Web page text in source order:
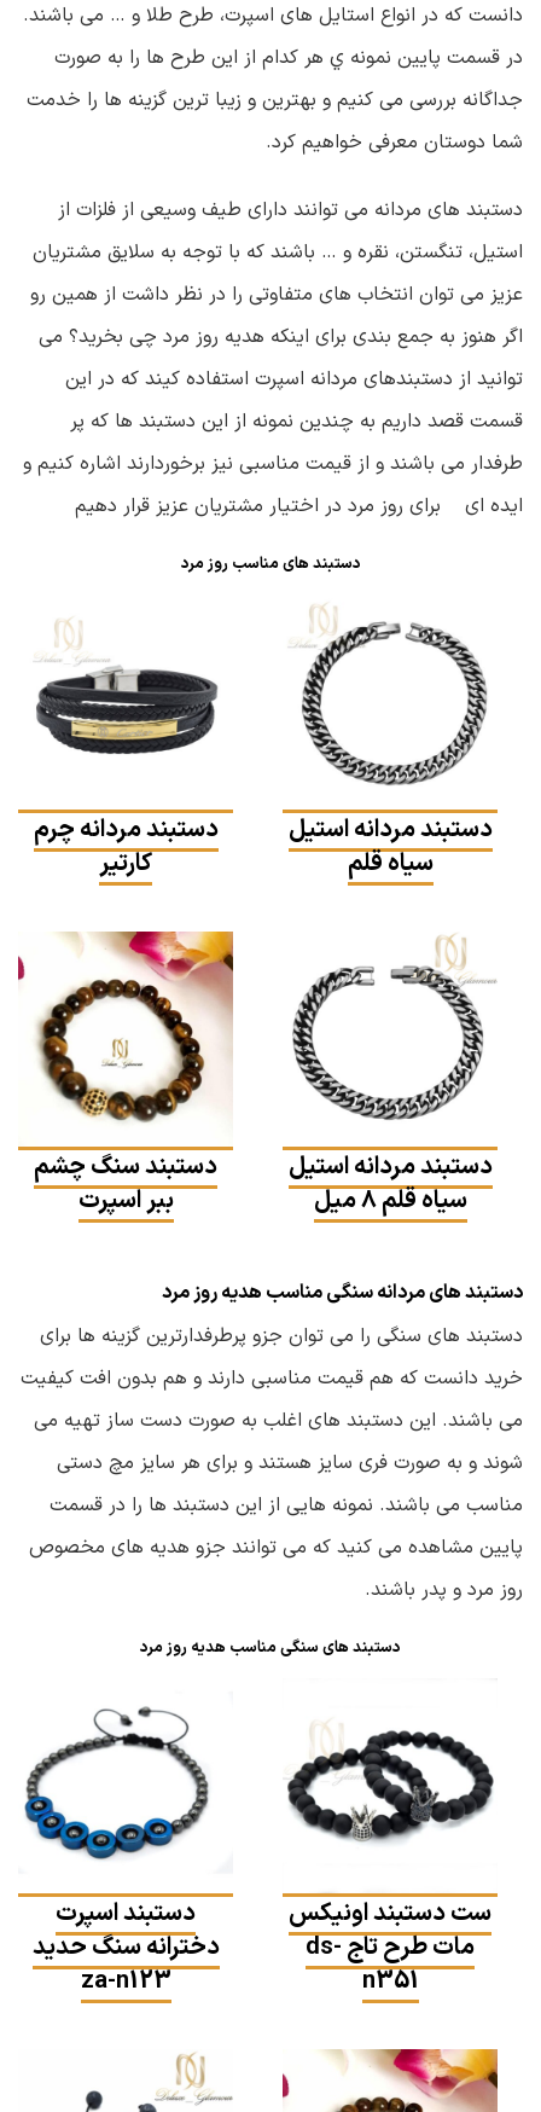
دانست که در انواع استایل های اسپرت، طرح طلا و … می باشند.
در قسمت پايين نمونه ي هر کدام از این طرح ها را به صورت
جداگانه بررسی می کنیم و بهترین و زیبا ترین گزینه ها را خدمت
شما دوستان معرفی خواهیم کرد.
دستبند های مردانه می توانند دارای طیف وسیعی از فلزات از
استیل، تنگستن، نقره و … باشند که با توجه به سلایق مشتریان
عزیز می توان انتخاب های متفاوتی را در نظر داشت از همین رو
اگر هنوز به جمع بندی برای اینکه هدیه روز مرد چی بخرید؟ می
توانید از دستبندهای مردانه اسپرت استفاده کیند که در این
قسمت قصد داریم به چندین نمونه از این دستبند ها که پر
طرفدار می باشند و از قیمت مناسبی نیز برخوردارند اشاره کنیم و
ایده ای برای روز مرد در اختیار مشتریان عزیز قرار دهیم
دستبند های مناسب روز مرد
دستبند مردانه استیل
سیاه قلم
دستبند مردانه چرم
کارتیر
دستبند مردانه استیل
سیاه قلم ۸ میل
دستبند سنگ چشم
ببر اسپرت
دستبند های مردانه سنگی مناسب هدیه روز مرد
دستبند های سنگی را می توان جزو پرطرفدارترین گزینه ها برای
خرید دانست که هم قیمت مناسبی دارند و هم بدون افت کیفیت
می باشند. این دستبند های اغلب به صورت دست ساز تهیه می
شوند و به صورت فری سایز هستند و برای هر سایز مچ دستی
مناسب می باشند. نمونه هایی از این دستبند ها را در قسمت
پایین مشاهده می کنید که می توانند جزو هدیه های مخصوص
روز مرد و پدر باشند.
دستبند های سنگی مناسب هدیه روز مرد
ست دستبند اونیکس
مات طرح تاج ds-
n351
دستبند اسپرت
دخترانه سنگ حدید
za-n123